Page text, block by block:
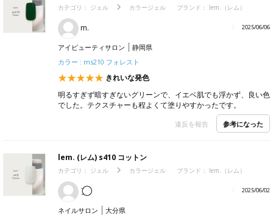
カテゴリ： ジェル カラージェル ブランド： lem.（レム）
m. 2025/06/06
アイビューティサロン
静岡県
カラー : ms210 フォレスト
きれいな発色
明るすぎず暗すぎないグリーンで、イエベ肌でも浮かず、良い色
でした。テクスチャーも程よくて塗りやすかったです。
違反を報告 参考になった
lem. (レム) s410 コットン
カテゴリ： ジェル カラージェル ブランド： lem.（レム）
¨̮⃝ 2025/06/02
ネイルサロン
大分県